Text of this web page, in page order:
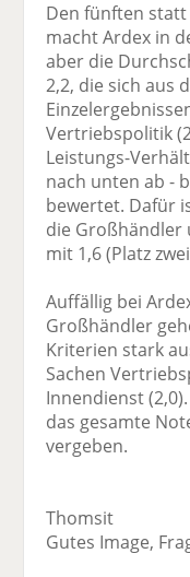
Den fünften
macht Ardex in
aber die
2,2, die sich aus
Vertriebspolitik
Leistungs-
nach unten ab -
bewertet. Dafür
die Großhändler
mit 1,6 (Platz
Auffällig bei
Großhändler
Kriterien stark
Sachen
Innendienst
das gesamte
vergeben.
Thomsit
Gutes Image,